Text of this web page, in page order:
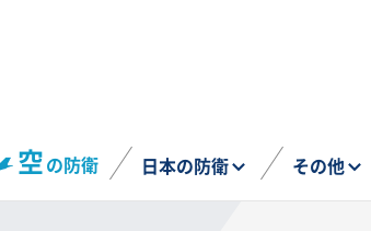
空の防衛 日本の防衛 その他